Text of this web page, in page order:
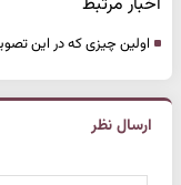
اولین چیزی که در این
ارسال نظر